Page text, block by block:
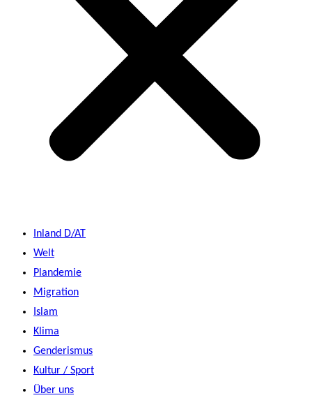
Inland D/AT
Welt
Plandemie
Migration
Islam
Klima
Genderismus
Kultur / Sport
Über uns